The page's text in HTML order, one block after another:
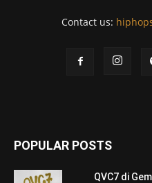
Contact us:
POPULAR POSTS
QVC7 di